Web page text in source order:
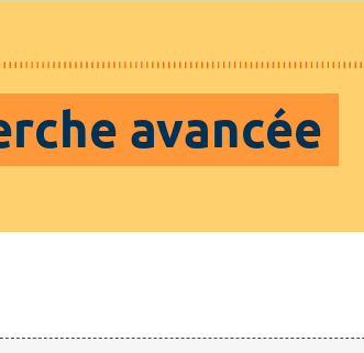
avancée